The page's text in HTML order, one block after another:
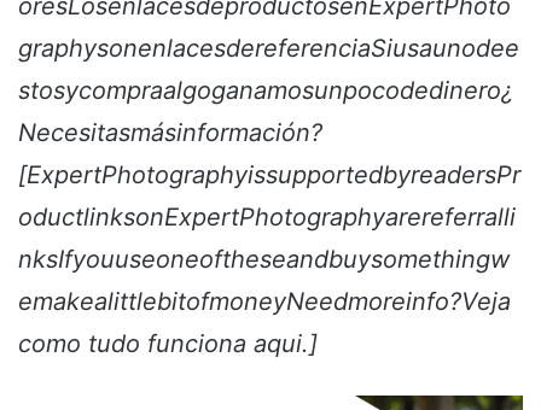
oresLosenlacesdeproductosenExpertPhoto
graphysonenlacesdereferenciaSiusaunodee
stosycompraalgoganamosunpocodedinero¿
Necesitasmásinformación?
[ExpertPhotographyissupportedbyreadersPr
oductlinksonExpertPhotographyarereferralli
nksIfyouuseoneoftheseandbuysomethingw
emakealittlebitofmoneyNeedmoreinfo?Veja
como tudo funciona aqui.]